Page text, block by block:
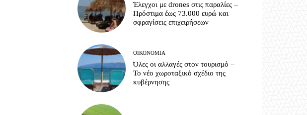
Έλεγχοι με drones στις παραλίες –
Πρόστιμα έως 73.000 ευρώ και
σφραγίσεις επιχειρήσεων
ΟΙΚΟΝΟΜΊΑ
Όλες οι αλλαγές στον τουρισμό –
Το νέο χωροταξικό σχέδιο της
κυβέρνησης